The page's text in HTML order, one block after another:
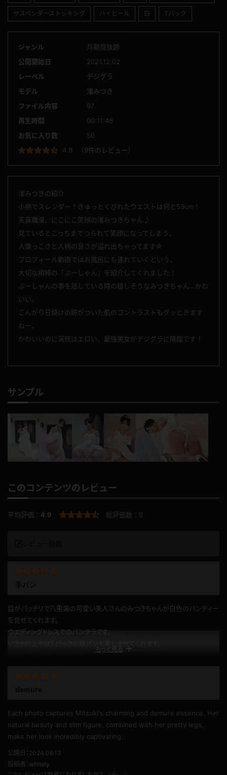
サスペンダーストッキング ハイヒール 白 Tバック
ジャンル
月額見放題
公開開始日
2021.12.02
レーベル
デジグラ
モデル
渚みつき
ファイル内容
97
再生時間
00:11:48
お気に入り数
50
4.9
（9件のレビュー）
渚みつきの紹介
小柄でスレンダー！きゅっとくびれたウエストは何と53cm！
天真爛漫、にこにこ笑顔の渚みつきちゃん♪
見ているとこっちまでつられて笑顔になってしまう、
人懐っこさと人柄の良さが溢れ出ちゃってます☆
プロフィール動画ではお風呂にも連れていくという、
大切な相棒の『ぷーしゃん』を紹介してくれました！
ぷーしゃんの事を話している時の嬉しそうなみつきちゃん…かわ
いい。
こんがり日焼けの跡がついた肌のコントラストもグッときます
ねー。
かわいいのに演技はエロい、最強美女がデジグラに降臨です！
サンプル
このコンテンツのレビュー
平均評価： 4.9 総評価数： 9
目がパッチリで八重歯の可愛い美人さんのみつきちゃんが白色のパンティー
を見せてくれます。
ウエディングドレスでのパンチラです。
堪りません、堪りません。
公開日：2024.10.18
投稿者： コロくん
このレビューは参考になりましたか？
もっと見る
Each photo captures Mitsuki's charming and demure essence. Her
natural beauty and slim figure, combined with her pretty legs,
make her look incredibly captivating.
公開日：2024.06.13
投稿者： whitely